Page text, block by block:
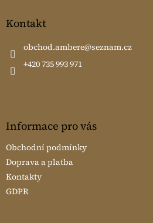
Kontakt
obchod.ambere@seznam.cz
+420 735 993 971
Informace pro vás
Obchodní podmínky
Doprava a platba
Kontakty
GDPR